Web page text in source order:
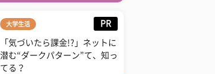
大学生活 PR
「気づいたら課金!?」ネットに
潜む“ダークパターン”て、知っ
てる？